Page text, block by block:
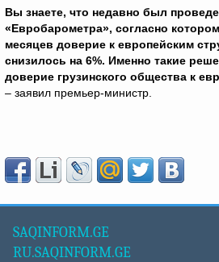
Вы знаете, что недавно был
«Евробарометра», согласно
месяцев доверие к европейским
снизилось на 6%. Именно такие
доверие грузинского общества к
– заявил премьер-министр.
SAQINFORM.GE
RU.SAQINFORM.GE